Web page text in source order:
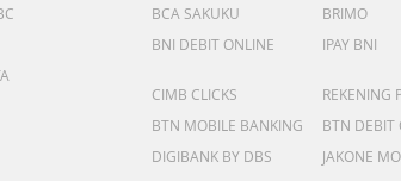
BCA SAKUKU
BRIMO
BNI DEBIT ONLINE
IPAY BNI
CIMB CLICKS
REKENING
BTN MOBILE BANKING
BTN DEBIT
DIGIBANK BY DBS
JAKONE